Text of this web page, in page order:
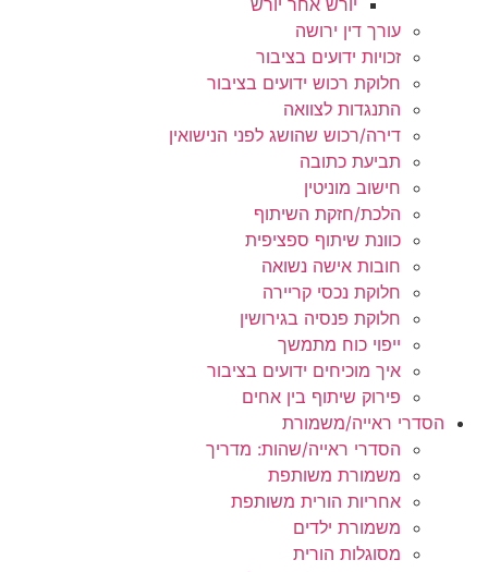
יורש אחר יורש
עורך דין ירושה
זכויות ידועים בציבור
חלוקת רכוש ידועים בציבור
התנגדות לצוואה
דירה/רכוש שהושג לפני הנישואין
תביעת כתובה
חישוב מוניטין
הלכת/חזקת השיתוף
כוונת שיתוף ספציפית
חובות אישה נשואה
חלוקת נכסי קריירה
חלוקת פנסיה בגירושין
ייפוי כוח מתמשך
איך מוכיחים ידועים בציבור
פירוק שיתוף בין אחים
הסדרי ראייה/משמורת
הסדרי ראייה/שהות: מדריך
משמורת משותפת
אחריות הורית משותפת
משמורת ילדים
מסוגלות הורית